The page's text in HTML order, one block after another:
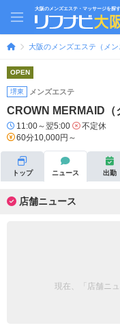
大阪のメンズエステ・マッサージを探
大阪のメンズエステ（メン
OPEN
堺東 メンズエステ
CROWN MERMAID（
11:00～翌5:00
不定休
60分10,000円～
トップ ニュース 出勤
店舗ニュース
現在、「店舗ニ